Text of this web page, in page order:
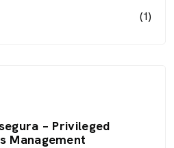
(1)
– Privileged
Management